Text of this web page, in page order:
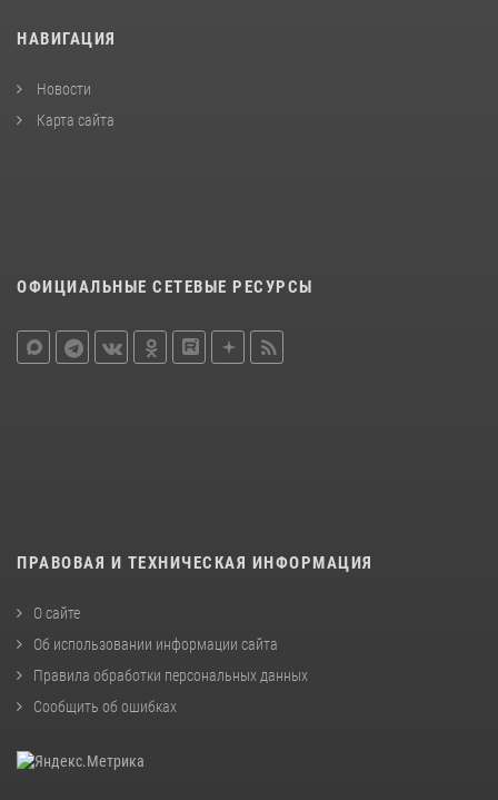
НАВИГАЦИЯ
Новости
Карта сайта
ОФИЦИАЛЬНЫЕ СЕТЕВЫЕ РЕСУРСЫ
ПРАВОВАЯ И ТЕХНИЧЕСКАЯ ИНФОРМАЦИЯ
О сайте
Об использовании информации сайта
Правила обработки персональных данных
Сообщить об ошибках